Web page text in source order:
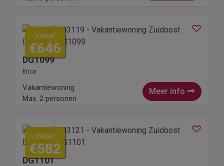
Vanaf
€646
DG1099
Erica
Meer info
Vakantiewoning
Max. 2 personen
Vanaf
€582
DG1101